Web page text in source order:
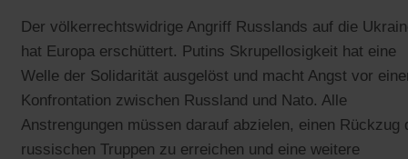
Der völkerrechtswidrige Angriff Russlands auf die
hat Europa erschüttert. Putins Skrupellosigkeit hat eine
Welle der Solidarität ausgelöst und macht Angst vor
Konfrontation zwischen Russland und Nato. Alle
Anstrengungen müssen darauf abzielen, einen Rückzug
russischen Truppen zu erreichen und eine weitere